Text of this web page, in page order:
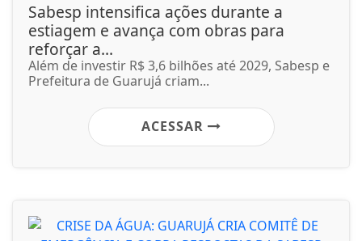
Sabesp intensifica ações durante a
estiagem e avança com obras para
reforçar a...
Além de investir R$ 3,6 bilhões até 2029, Sabesp e
Prefeitura de Guarujá criam...
ACESSAR